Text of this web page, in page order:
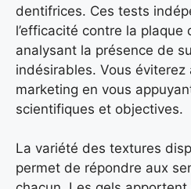
dentifrices. Ces tests
l’efficacité contre la plaque
analysant la présence de
indésirables. Vous éviterez
marketing en vous
scientifiques et objectives.
La variété des textures
permet de répondre aux